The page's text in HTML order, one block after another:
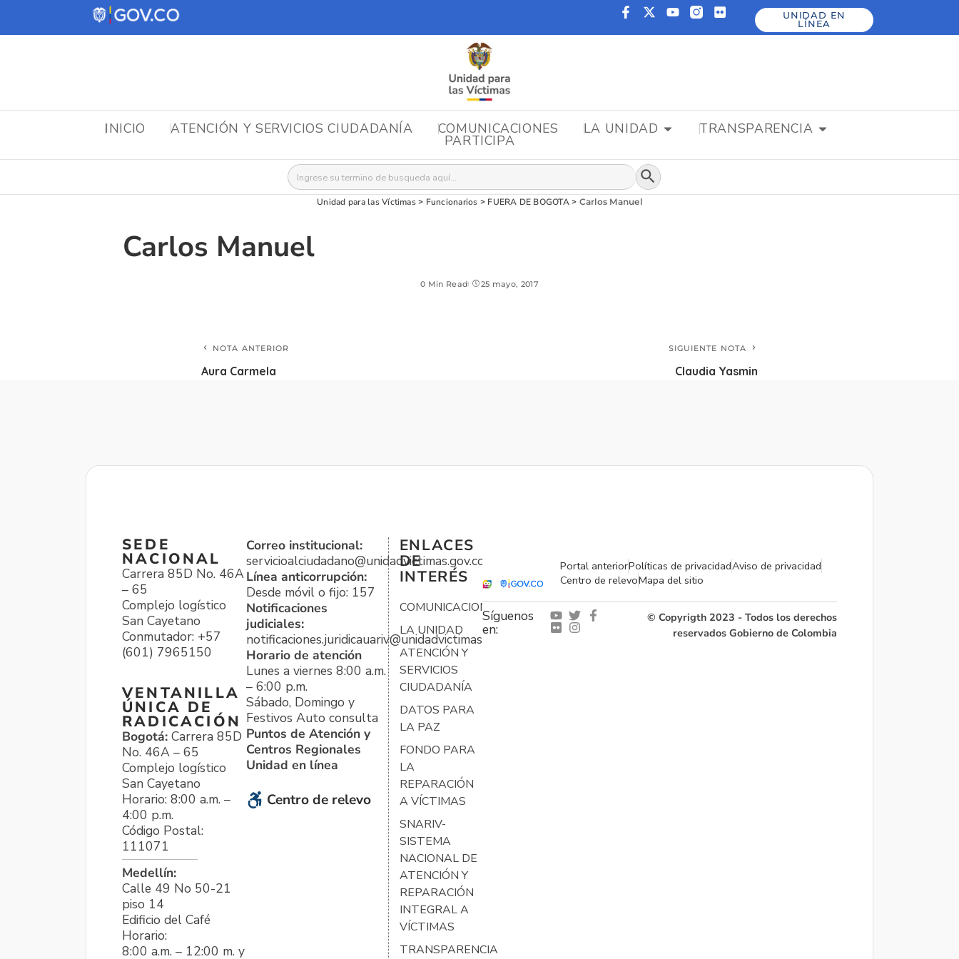
UNIDAD EN
LÍNEA
INICIO ATENCIÓN Y SERVICIOS CIUDADANÍA COMUNICACIONES LA UNIDAD TRANSPARENCIA
PARTICIPA
Buscar: Botón de búsqueda
Unidad para las Víctimas> Funcionarios > FUERA DE BOGOTA> Carlos Manuel
Carlos Manuel
0 Min Read 25 mayo, 2017
NOTA ANTERIOR
Aura Carmela
SIGUIENTE NOTA
Claudia Yasmin
SEDE
NACIONAL
Carrera 85D No. 46A
– 65
Complejo logístico
San Cayetano
Conmutador: +57
(601) 7965150
VENTANILLA
ÚNICA DE
RADICACIÓN
Bogotá: Carrera 85D
No. 46A – 65
Complejo logístico
San Cayetano
Horario: 8:00 a.m. –
4:00 p.m.
Código Postal:
111071
Medellín:
Calle 49 No 50-21
piso 14
Edificio del Café
Horario:
8:00 a.m. – 12:00 m. y
Correo institucional:
servicioalciudadano@unidadvictimas.gov.co
Línea anticorrupción:
Desde móvil o fijo: 157
Notificaciones
judiciales:
notificaciones.juridicauariv@unidadvictimas.gov.co
Horario de atención
Lunes a viernes 8:00 a.m.
– 6:00 p.m.
Sábado, Domingo y
Festivos Auto consulta
Puntos de Atención y
Centros Regionales
Unidad en línea
Centro de relevo
ENLACES
DE
INTERÉS
COMUNICACIONES
LA UNIDAD
ATENCIÓN Y
SERVICIOS
CIUDADANÍA
DATOS PARA
LA PAZ
FONDO PARA
LA
REPARACIÓN
A VÍCTIMAS
SNARIV-
SISTEMA
NACIONAL DE
ATENCIÓN Y
REPARACIÓN
INTEGRAL A
VÍCTIMAS
TRANSPARENCIA
Portal anteriorPolíticas de privacidadAviso de privacidad
Centro de relevoMapa del sitio
Síguenos
en:
© Copyrigth 2023 - Todos los derechos
reservados Gobierno de Colombia